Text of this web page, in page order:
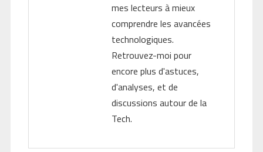
mes lecteurs à mieux
comprendre les avancées
technologiques.
Retrouvez-moi pour
encore plus d'astuces,
d'analyses, et de
discussions autour de la
Tech.